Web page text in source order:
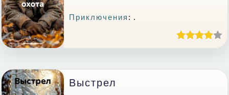
Приключения : .
Выстрел